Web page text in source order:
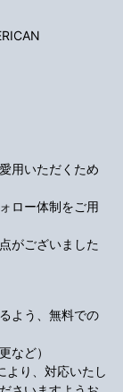
用いただくため
ロー体制をご用
がございました
よう、無料での
など）
より、対応いたし